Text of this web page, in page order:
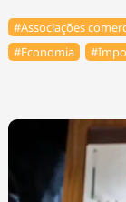
#Associações
#Economia